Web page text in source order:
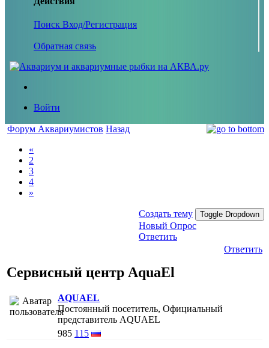
Поиск Вход/Регистрация
Обратная связь
Войти
Форум Аквариумистов Назад
«
2
3
4
»
Создать тему Toggle Dropdown
Новый Опрос
Ответить
Ответить
Сервисный центр AquaEl
AQUAEL
Постоянный посетитель, Официальный
представитель AQUAEL
985 115